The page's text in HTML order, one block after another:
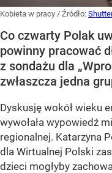
Kobieta w pracy / Źródło:
Co czwarty Polak
powinny pracować
z sondażu dla
zwłaszcza jedna
Dyskusję wokół wieku
wywołała wypowiedź
regionalnej. Katarzyna
dla Wirtualnej Polski
dzieci mogłyby